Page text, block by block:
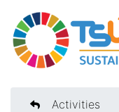
Activities